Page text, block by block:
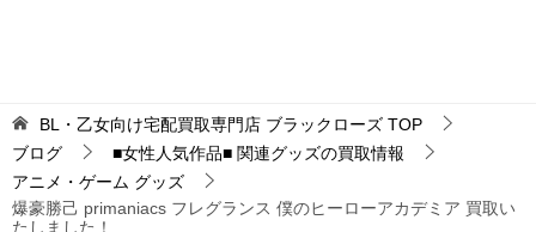
BL・乙女向け宅配買取専門店 ブラックローズ TOP
ブログ
■女性人気作品■ 関連グッズの買取情報
アニメ・ゲーム グッズ
爆豪勝己 primaniacs フレグランス 僕のヒーローアカデミア 買取い
たしました！